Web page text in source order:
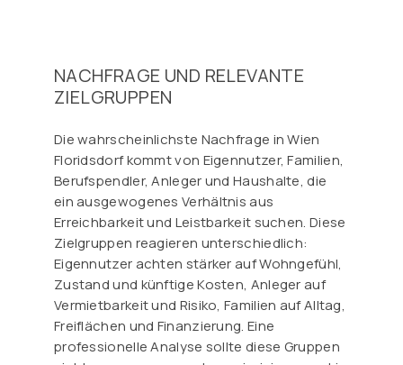
NACHFRAGE UND RELEVANTE
ZIELGRUPPEN
Die wahrscheinlichste Nachfrage in Wien
Floridsdorf kommt von Eigennutzer, Familien,
Berufspendler, Anleger und Haushalte, die
ein ausgewogenes Verhältnis aus
Erreichbarkeit und Leistbarkeit suchen. Diese
Zielgruppen reagieren unterschiedlich:
Eigennutzer achten stärker auf Wohngefühl,
Zustand und künftige Kosten, Anleger auf
Vermietbarkeit und Risiko, Familien auf Alltag,
Freiflächen und Finanzierung. Eine
professionelle Analyse sollte diese Gruppen